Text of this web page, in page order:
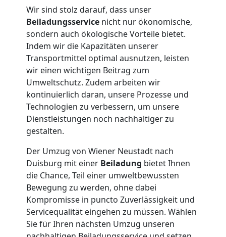
Wir sind stolz darauf, dass unser
Beiladungsservice nicht nur ökonomische,
sondern auch ökologische Vorteile bietet.
Indem wir die Kapazitäten unserer
Transportmittel optimal ausnutzen, leisten
wir einen wichtigen Beitrag zum
Umweltschutz. Zudem arbeiten wir
kontinuierlich daran, unsere Prozesse und
Technologien zu verbessern, um unsere
Dienstleistungen noch nachhaltiger zu
gestalten.
Der Umzug von Wiener Neustadt nach
Duisburg mit einer Beiladung bietet Ihnen
die Chance, Teil einer umweltbewussten
Bewegung zu werden, ohne dabei
Kompromisse in puncto Zuverlässigkeit und
Servicequalität eingehen zu müssen. Wählen
Sie für Ihren nächsten Umzug unseren
Möbellift
Wiener
Neustadt
Übersiedlung
Wiener
Neustadt
Klaviertransport